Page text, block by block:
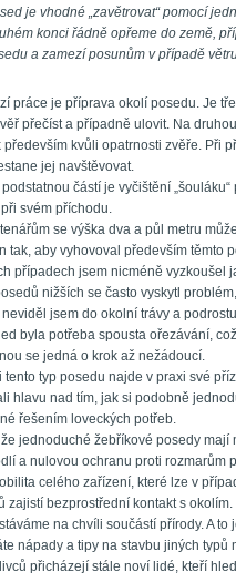
je vhodné „zavětrovat“ pomocí
konci řádně opřeme do země,
a zamezí posunům v případě
práce je příprava okolí posedu. Je
přečíst a případně ulovit. Na
především kvůli opatrnosti zvěře. Při
jej navštěvovat.
částí je vyčištění
svém příchodu.
se výška dva a půl metru
tak, aby vyhovoval především těmto
případech jsem nicméně vyzkoušel
nižších se často vyskytl
jsem do okolní trávy a
byla potřeba spousta ořezávání,
se jedná o krok až nežádoucí.
tento typ posedu najde v praxi své
hlavu nad tím, jak si podobně
řešením loveckých potřeb.
jednoduché žebříkové posedy
a nulovou ochranu proti rozmarům
celého zařízení, které lze v
zajistí bezprostřední kontakt s
na chvíli součástí přírody. A
nápady a tipy na stavbu jiných
přicházejí stále noví lidé, kteří